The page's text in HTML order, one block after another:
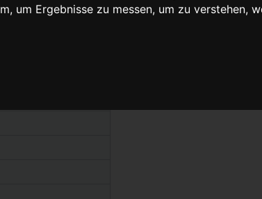
um Ergebnisse zu messen, um zu verstehen,